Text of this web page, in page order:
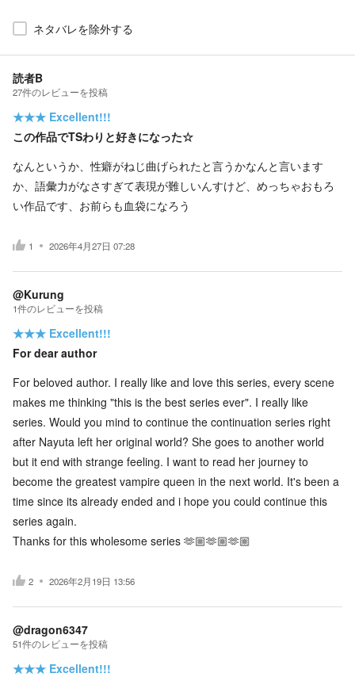
ネタバレを除外する
読者B
27件のレビューを投稿
★★★ Excellent!!!
この作品でTSわりと好きになった☆
なんというか、性癖がねじ曲げられたと言うかなんと言います
か、語彙力がなさすぎて表現が難しいんすけど、めっちゃおもろ
い作品です、お前らも血袋になろう
1 2026年4月27日 07:28
@Kurung
1件のレビューを投稿
★★★ Excellent!!!
For dear author
For beloved author. I really like and love this series, every scene
makes me thinking "this is the best series ever". I really like
series. Would you mind to continue the continuation series right
after Nayuta left her original world? She goes to another world
but it end with strange feeling. I want to read her journey to
become the greatest vampire queen in the next world. It's been a
time since its already ended and i hope you could continue this
series again.
Thanks for this wholesome series 🫶🏼🫶🏼🫶🏼
2 2026年2月19日 13:56
@dragon6347
51件のレビューを投稿
★★★ Excellent!!!